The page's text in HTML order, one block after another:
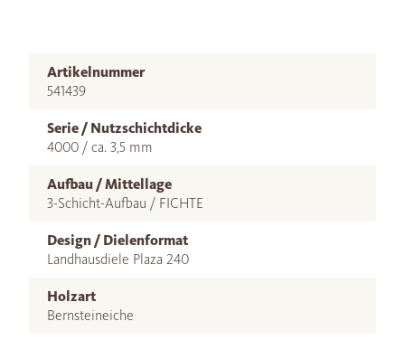
Artikelnummer
541439
Serie / Nutzschichtdicke
4000 / ca. 3,5 mm
Aufbau / Mittellage
3-Schicht-Aufbau / FICHTE
Design / Dielenformat
Landhausdiele Plaza 240
Holzart
Bernsteineiche